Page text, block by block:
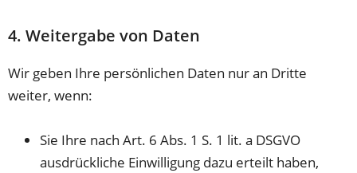
4. Weitergabe von Daten
Wir geben Ihre persönlichen Daten nur an Dritte
weiter, wenn:
Sie Ihre nach Art. 6 Abs. 1 S. 1 lit. a DSGVO
ausdrückliche Einwilligung dazu erteilt haben,